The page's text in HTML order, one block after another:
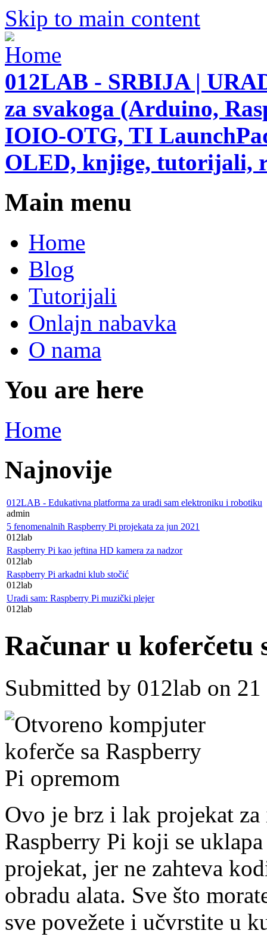
Skip to main content
012LAB - SRBIJA |
za svakoga (Arduino,
IOIO-OTG, TI
OLED, knjige, tutorijali,
Main menu
Home
Blog
Tutorijali
Onlajn nabavka
O nama
You are here
Home
Najnovije
012LAB - Edukativna platforma za uradi sam elektroniku i robotiku
admin
5 fenomenalnih Raspberry Pi projekata za jun 2021
012lab
Raspberry Pi kao jeftina HD kamera za nadzor
012lab
Raspberry Pi arkadni klub stočić
012lab
Uradi sam: Raspberry Pi muzički plejer
012lab
Računar u koferčetu
Submitted by 012lab on 21
Ovo je brz i lak projekat za
Raspberry Pi koji se
projekat, jer ne zahteva
obradu alata. Sve što
sve povežete i učvrstite u